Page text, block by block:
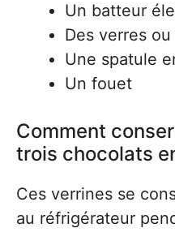
Un batteur
Des verres
Une spatule
Un fouet
Comment
trois chocolats
Ces verrines se
au réfrigérateur